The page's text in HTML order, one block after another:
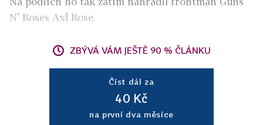
N' Roses Axl Rose.
ZBÝVÁ VÁM JEŠTĚ 90 % ČLÁNKU
Číst dál za
40 Kč
na první dva měsíce